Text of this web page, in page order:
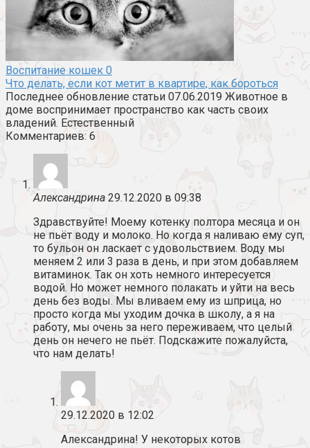
Воспитание кошек 0
Что делать, если кот метит в квартире, как бороться
Последнее обновление статьи 07.06.2019 Животное в
доме воспринимает пространство как часть своих
владений. Естественный
Комментариев: 6
Александрина 29.12.2020 в 09:38
Здравствуйте! Моему котенку полтора месяца и он
не пьёт воду и молоко. Но когда я наливаю ему суп,
то бульон он ласкает с удовольствием. Воду мы
меняем 2 или 3 раза в день, и при этом добавляем
витаминок. Так он хоть немного интересуется
водой. Но может немного полакать и уйти на весь
день без воды. Мы вливаем ему из шприца, но
просто когда мы уходим дочка в школу, а я на
работу, мы очень за него переживаем, что целый
день он нечего не пьёт. Подскажите пожалуйста,
что нам делать!
29.12.2020 в 12:02
Александрина! У некоторых котов